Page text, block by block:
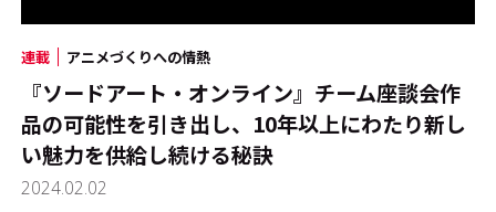
連載 アニメづくりへの情熱
『ソードアート・オンライン』チーム座談会――作
品の可能性を引き出し、10年以上にわたり新し
い魅力を供給し続ける秘訣
2024.02.02